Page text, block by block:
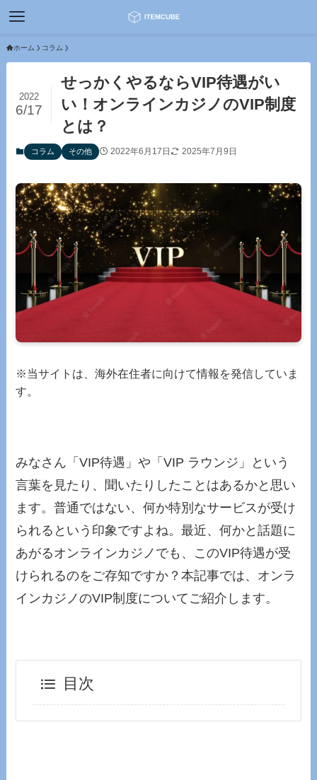
ホーム コラム
せっかくやるならVIP待遇がい
い！オンラインカジノのVIP制度
とは？
2022
6/17
コラム その他 2022年6月17日 2025年7月9日
※当サイトは、海外在住者に向けて情報を発信していま
す。
みなさん「VIP待遇」や「VIP ラウンジ」という
言葉を見たり、聞いたりしたことはあるかと思い
ます。普通ではない、何か特別なサービスが受け
られるという印象ですよね。最近、何かと話題に
あがるオンラインカジノでも、このVIP待遇が受
けられるのをご存知ですか？本記事では、オンラ
インカジノのVIP制度についてご紹介します。
目次